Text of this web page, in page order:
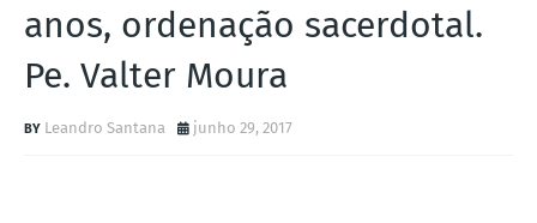
anos, ordenação sacerdotal.
Pe. Valter Moura
Leandro Santana junho 29, 2017